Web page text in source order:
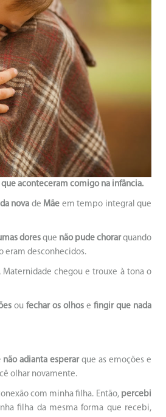
aconteceram comigo na infância.
nova de Mãe em tempo integral que
doresque não pude chorarquando
eram desconhecidos.
chegou e trouxe à tona o
ou fechar os olhos e fingir que nada
adianta esperarque as emoções e
olhar novamente.
com minha filha. Então, percebi
filha da mesma forma que recebi,